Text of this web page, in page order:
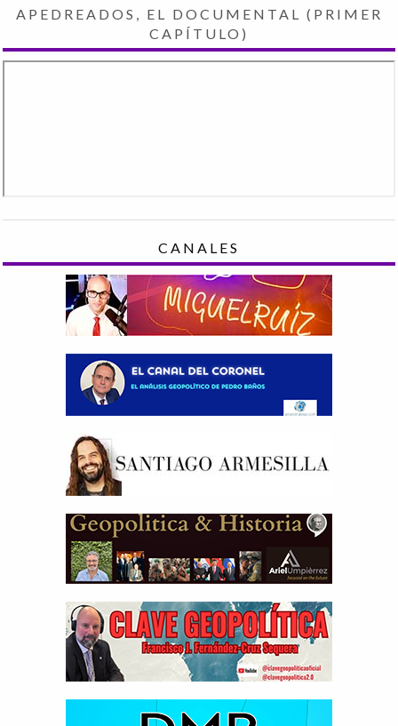
APEDREADOS, EL DOCUMENTAL (PRIMER
CAPÍTULO)
CANALES